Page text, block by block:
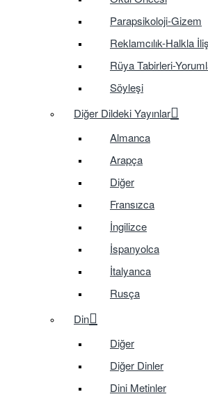
Parapsikoloji-Gizem
Reklamcılık-Halkla
Rüya Tabirleri-
Söyleşi
Diğer Dildeki Yayınlar
Almanca
Arapça
Diğer
Fransızca
İngilizce
İspanyolca
İtalyanca
Rusça
Din
Diğer
Diğer Dinler
Dini Metinler